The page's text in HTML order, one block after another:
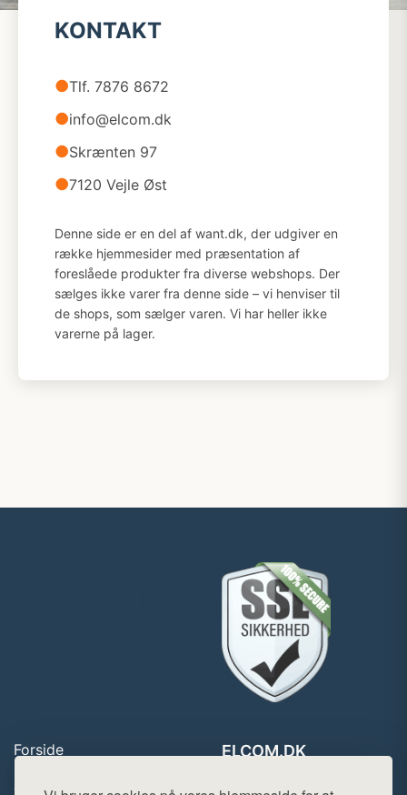
KONTAKT
●Tlf. 7876 8672
●info@elcom.dk
●Skrænten 97
●7120 Vejle Øst
Denne side er en del af want.dk, der udgiver en
række hjemmesider med præsentation af
foreslåede produkter fra diverse webshops. Der
sælges ikke varer fra denne side – vi henviser til
de shops, som sælger varen. Vi har heller ikke
varerne på lager.
Forside
ELCOM.DK